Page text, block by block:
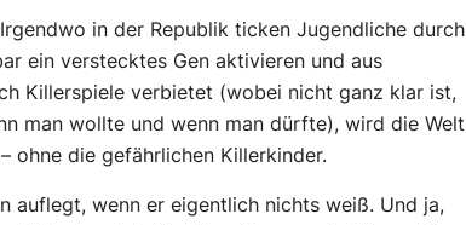
in der Republik ticken Jugendliche durch
ein verstecktes Gen aktivieren und aus
Killerspiele verbietet (wobei nicht ganz klar ist,
man wollte und wenn man dürfte), wird die Welt
ohne die gefährlichen Killerkinder.
auflegt, wenn er eigentlich nichts weiß. Und ja,